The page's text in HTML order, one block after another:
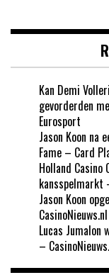
Kan Demi
gevorderden
Eurosport
Jason Koon na
Fame – Card
Holland
kansspelmarkt
Jason Koon
CasinoNieuws.nl
Lucas Jumalon
–